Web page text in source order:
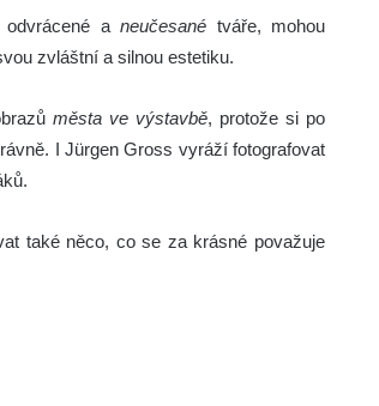
odvrácené aneučesané tváře, mohou
zvláštní a silnou estetiku.
města ve výstavbě, protože si po
I Jürgen Gross vyráží fotografovat
také něco, co se za krásné považuje